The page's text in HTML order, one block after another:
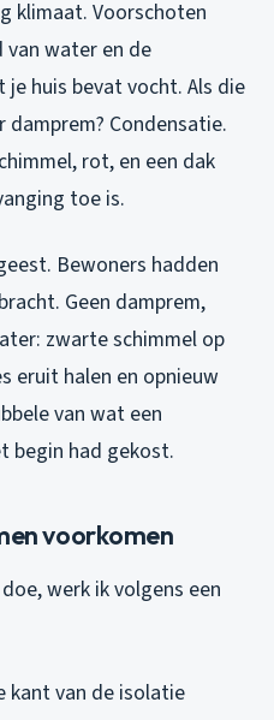
klimaat. Voorschoten
van water en de
huis bevat vocht. Als die
Condensatie.
rot, en een dak
toe is.
Bewoners hadden
Geen damprem,
zwarte schimmel op
eruit halen en opnieuw
van wat een
begin had gekost.
voorkomen
werk ik volgens een
kant van de isolatie